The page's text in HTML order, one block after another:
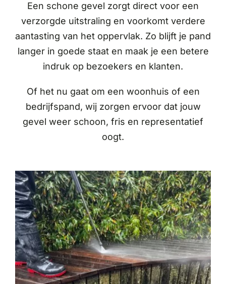
Een schone gevel zorgt direct voor een
verzorgde uitstraling en voorkomt verdere
aantasting van het oppervlak. Zo blijft je pand
langer in goede staat en maak je een betere
indruk op bezoekers en klanten.
Of het nu gaat om een woonhuis of een
bedrijfspand, wij zorgen ervoor dat jouw
gevel weer schoon, fris en representatief
oogt.